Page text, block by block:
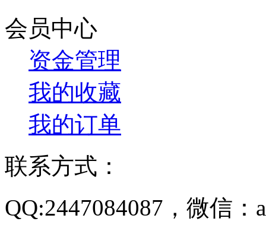
会员中心
资金管理
我的收藏
我的订单
联系方式：
QQ:2447084087，微信：